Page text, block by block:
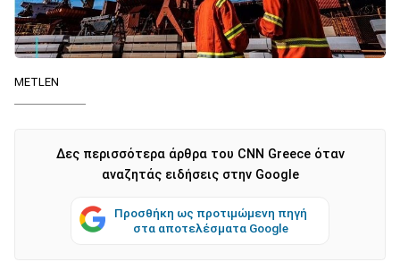
METLEN
Δες περισσότερα άρθρα του CNN Greece όταν
αναζητάς ειδήσεις στην Google
Προσθήκη ως προτιμώμενη πηγή
στα αποτελέσματα Google